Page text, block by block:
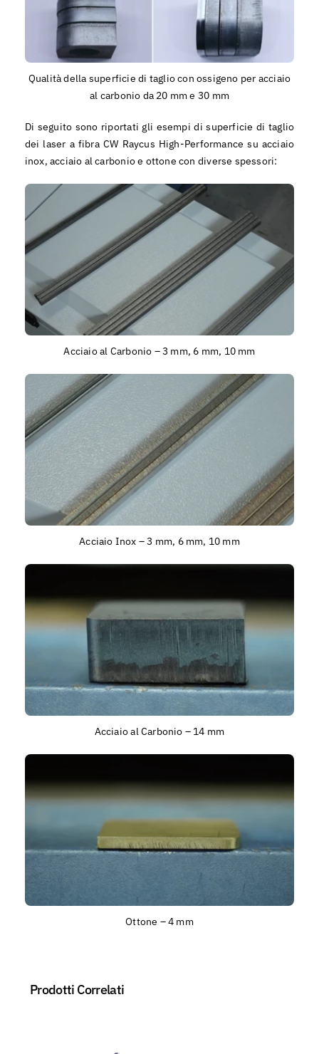
Qualità della superficie di taglio con ossigeno per acciaio
al carbonio da 20 mm e 30 mm
Di seguito sono riportati gli esempi di superficie di taglio
dei laser a fibra CW Raycus High-Performance su acciaio
inox, acciaio al carbonio e ottone con diverse spessori:
Acciaio al Carbonio – 3 mm, 6 mm, 10 mm
Acciaio Inox – 3 mm, 6 mm, 10 mm
Acciaio al Carbonio – 14 mm
Ottone – 4 mm
Prodotti Correlati